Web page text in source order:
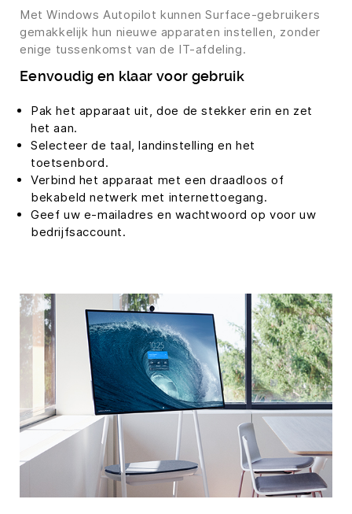
Met Windows Autopilot kunnen Surface-gebruikers
gemakkelijk hun nieuwe apparaten instellen, zonder
enige tussenkomst van de IT-afdeling.
Eenvoudig en klaar voor gebruik
Pak het apparaat uit, doe de stekker erin en zet
het aan.
Selecteer de taal, landinstelling en het
toetsenbord.
Verbind het apparaat met een draadloos of
bekabeld netwerk met internettoegang.
Geef uw e-mailadres en wachtwoord op voor uw
bedrijfsaccount.